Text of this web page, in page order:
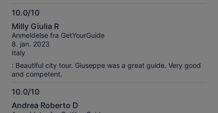
10.0/10
10.0
ud
af
10
Milly Giulia R
Anmeldelse fra GetYourGuide
8. jan. 2023
Italy
: Beautiful city tour. Giuseppe was a great guide. Very good
and competent.
10.0/10
10.0
ud
Andrea Roberto D